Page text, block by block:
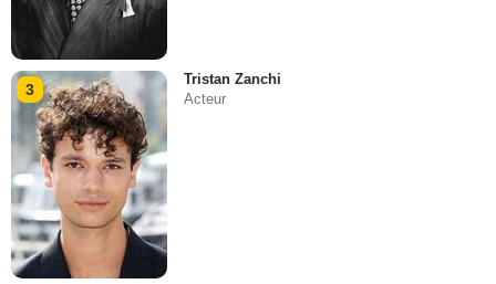
3
Tristan Zanchi
Acteur